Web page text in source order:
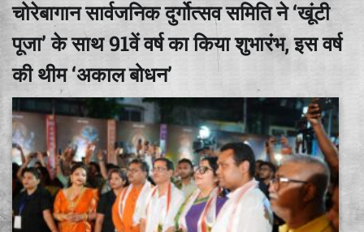
चोरेबागान सार्वजनिक दुर्गोत्सव समिति ने ‘खूंटी
पूजा’ के साथ 91वें वर्ष का किया शुभारंभ, इस वर्ष
की थीम ‘अकाल बोधन’